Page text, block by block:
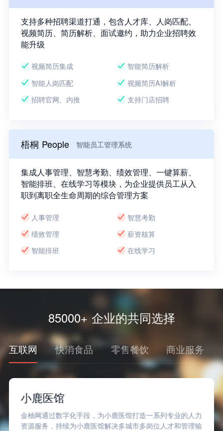
支持多种招聘渠道打通，包含人才库、人岗匹配、
视频简历、简历解析、面试邀约，助力企业招聘效
能升级
视频简历集成
智能简历解析
智能人岗匹配
视频简历AI解析
招聘官网、内推
支持门店招聘
梧桐 People 智能员工管理系统
集成人事管理、智慧考勤、绩效管理、一键算薪、
智能排班、在线学习等模块，为企业提供员工从入
职到离职全生命周期的综合管理方案
人事管理
智慧考勤
绩效管理
薪资核算
智能排班
在线学习
85000+ 企业的共同选择
互联网 快消食品 零售餐饮 商业服务
馆打造一系列专业的人力
城市多岗位人才和管理输
金柚网通过大量的人才库和先进的数
准匹配人才，高效交付，确保了Soul